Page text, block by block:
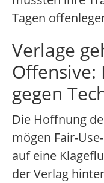
Tagen
Verlage
gegen
Die Hoffnung
mögen Fair-
auf eine
der Verlag